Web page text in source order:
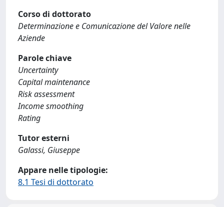
Corso di dottorato
Determinazione e Comunicazione del Valore nelle
Aziende
Parole chiave
Uncertainty
Capital maintenance
Risk assessment
Income smoothing
Rating
Tutor esterni
Galassi, Giuseppe
Appare nelle tipologie:
8.1 Tesi di dottorato